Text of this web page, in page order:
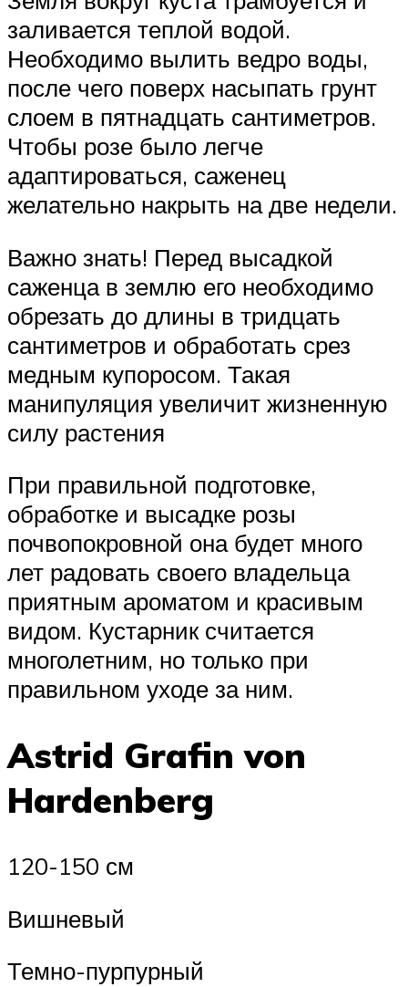
заливается теплой водой.
Необходимо вылить ведро воды,
после чего поверх насыпать грунт
слоем в пятнадцать сантиметров.
Чтобы розе было легче
адаптироваться, саженец
желательно накрыть на две недели.
Важно знать! Перед высадкой
саженца в землю его необходимо
обрезать до длины в тридцать
сантиметров и обработать срез
медным купоросом. Такая
манипуляция увеличит жизненную
силу растения
При правильной подготовке,
обработке и высадке розы
почвопокровной она будет много
лет радовать своего владельца
приятным ароматом и красивым
видом. Кустарник считается
многолетним, но только при
правильном уходе за ним.
Astrid Grafin von
Hardenberg
120-150 см
Вишневый
Темно-пурпурный